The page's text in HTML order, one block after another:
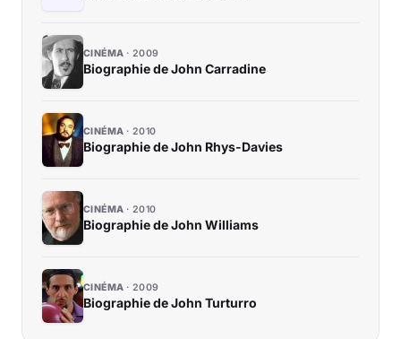
CINÉMA 2009
Biographie de John Carradine
CINÉMA 2010
Biographie de John Rhys-Davies
CINÉMA 2010
Biographie de John Williams
CINÉMA 2009
Biographie de John Turturro